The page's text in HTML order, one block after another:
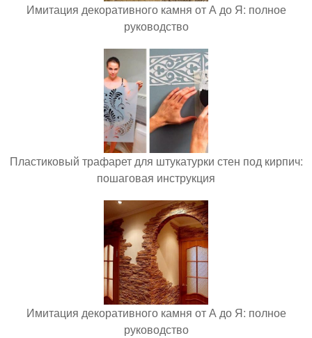
Имитация декоративного камня от А до Я: полное
руководство
Пластиковый трафарет для штукатурки стен под кирпич:
пошаговая инструкция
Имитация декоративного камня от А до Я: полное
руководство